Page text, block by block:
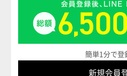
簡単1分で登